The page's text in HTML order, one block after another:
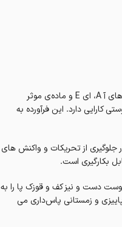
یک محصول مغذی و حاوی ویتامین های آ A، ای E و ماده‌ی موثر
کارایی دارد. این فرآورده به
جلوگیری از تحریکات و واکنش‌ های
بکارگیری است.
دست و نیز کف و قوزک پا را به
و زمستانی پاس‌داری می